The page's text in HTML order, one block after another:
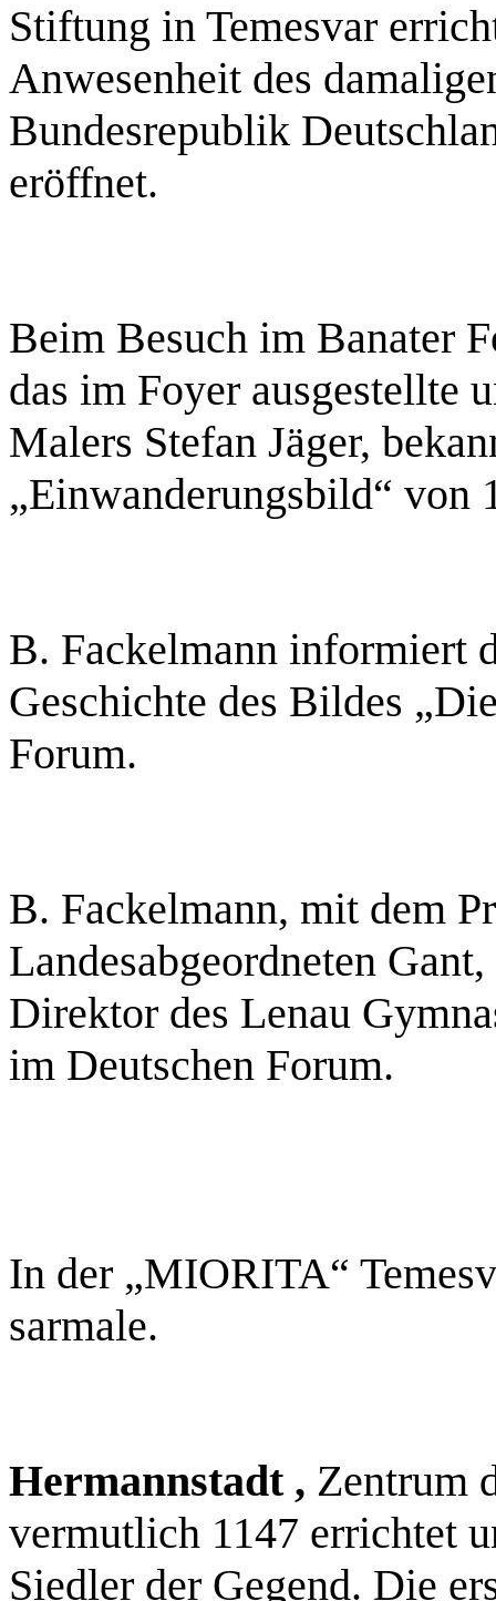
Stiftung in Temesvar
Anwesenheit des
Bundesrepublik
eröffnet.
Beim Besuch im Banater
das im Foyer ausgestellte
Malers Stefan Jäger,
„Einwanderungsbild“ von
B. Fackelmann informiert
Geschichte des Bildes
Forum.
B. Fackelmann, mit dem
Landesabgeordneten
Direktor des Lenau
im Deutschen Forum.
In der „MIORITA“
sarmale.
Hermannstadt , Zentrum
vermutlich 1147 errichtet
Siedler der Gegend. Die